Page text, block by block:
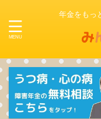
年金をもっ